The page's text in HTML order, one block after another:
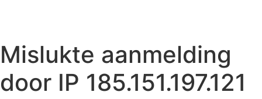
Mislukte aanmelding
door IP 185.151.197.121